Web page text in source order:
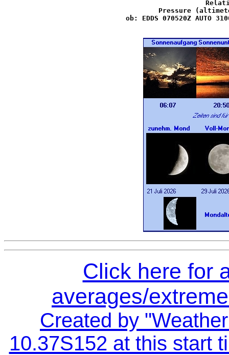
Pressure
ob: EDDS 070520Z AUTO
Click here for
averages/
Created by
10.37S152 at this start